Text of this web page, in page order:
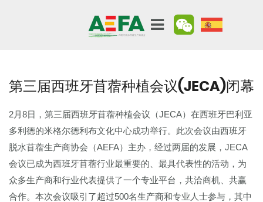
第三届西班牙苜蓿种植会议(JECA)闭幕
2月8日，第三届西班牙苜蓿种植会议（JECA）在西班牙巴利亚
多利德的米格尔德利布文化中心成功举行。此次会议由西班牙
脱水苜蓿生产商协会（AEFA）主办，经过两届的发展，JECA
会议已成为西班牙苜蓿行业最重要的、最具代表性的活动，为
众多生产商和行业代表提供了一个专业平台，共洽商机、共赢
合作。本次会议吸引了超过500名生产商和专业人士参与，其中